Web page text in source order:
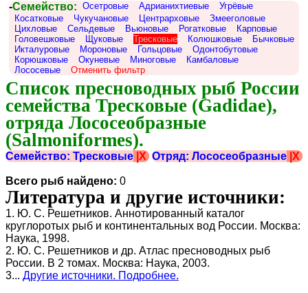
-Семейство: Осетровые Адрианихтиевые
Угрёвые
Косатковые
Чукучановые Центрарховые
Змееголовые
Цихловые
Сельдевые Вьюновые Рогатковые
Карповые
Головешковые
Щуковые Тресковые Колюшковые
Бычковые
Икталуровые
Мороновые Гольцовые
Одонтобутовые
Корюшковые
Окуневые Миноговые
Камбаловые
Лососевые
Отменить фильтр
Список пресноводных рыб России
семейства Тресковые (Gadidae),
отряда Лососеобразные
(Salmoniformes).
Семейство: Тресковые |X Отряд: Лососеобразные |X
Всего рыб найдено: 0
Литература и другие источники:
1. Ю. С. Решетников. Аннотированный каталог
круглоротых рыб и континентальных вод России. Москва:
Наука, 1998.
2. Ю. С. Решетников и др. Атлас пресноводных рыб
России. В 2 томах. Москва: Наука, 2003.
3... Другие источники. Подробнее.